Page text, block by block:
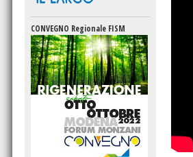
CONVEGNO Regionale FISM